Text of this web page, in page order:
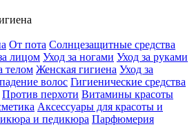
От пота Солнцезащитные средства
лицом Уход за ногами Уход за руками
телом Женская гигиена Уход за
волос Гигиенические средства
Против перхоти Витамины красоты
Аксессуары для красоты и
и педикюра Парфюмерия